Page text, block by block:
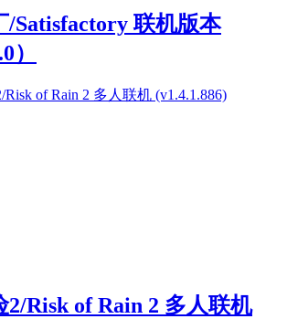
/Satisfactory 联机版本
）
2/Risk of Rain 2 多人联机